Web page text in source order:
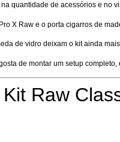
quantidade de acessórios e no
X Raw e o porta cigarros de
de vidro deixam o kit ainda
de montar um setup
Raw